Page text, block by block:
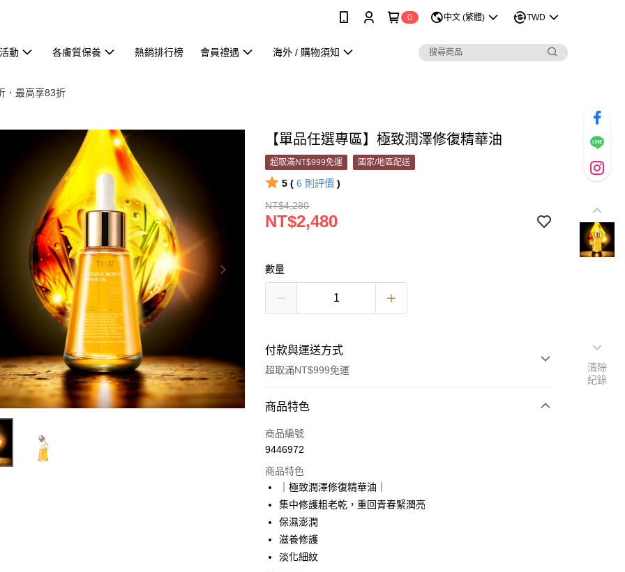
0 中文 (繁體) TWD
動 各膚質保養 熱銷排行榜 會員禮遇 海外 / 購物須知
．最高享83折
【單品任選專區】極致潤澤修復精華油
超取滿NT$999免運 國家/地區配送
5 ( 6 則評價 )
NT$4,280
NT$2,480
數量
付款與運送方式
超取滿NT$999免運
付款方式
信用卡一次付款
LINE Pay
Apple Pay
悠遊付
Google Pay
商品特色
商品編號
9446972
商品特色
｜極致潤澤修復精華油｜
集中修護粗老乾，重回青春緊潤亮
保濕澎潤
滋養修護
淡化細紋
清除
紀錄